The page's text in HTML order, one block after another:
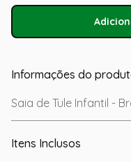
Informações do
Saia de Tule Infantil -
Itens Inclusos